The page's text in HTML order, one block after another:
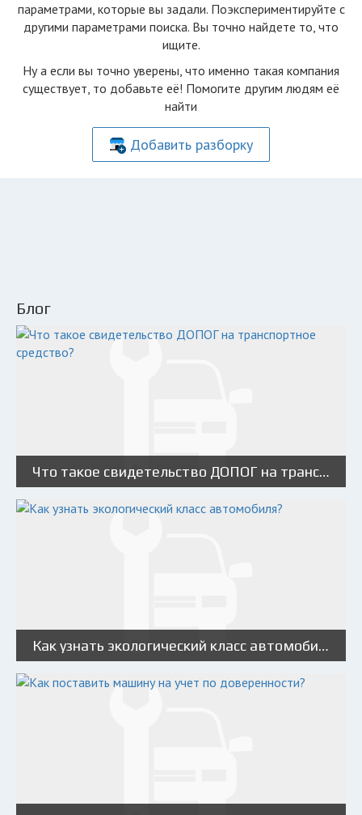
параметрами, которые вы задали. Поэкспериментируйте с
другими параметрами поиска. Вы точно найдете то, что
ищите.
Ну а если вы точно уверены, что именно такая компания
существует, то добавьте её! Помогите другим людям её
найти
Добавить разборку
Блог
Что такое свидетельство ДОПОГ на транспортное средство?
Как узнать экологический класс автомобиля?